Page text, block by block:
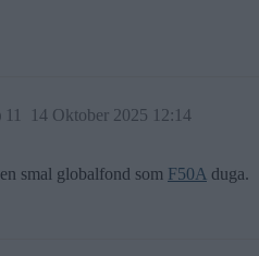
14 Oktober 2025 12:14
11
smal globalfond som F50A duga.